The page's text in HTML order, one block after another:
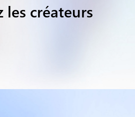
les créateurs